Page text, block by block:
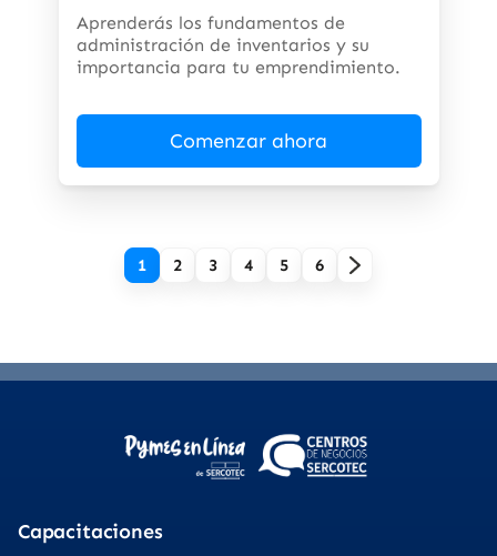
Aprenderás los fundamentos de
administración de inventarios y su
importancia para tu emprendimiento.
Comenzar ahora
1 2 3 4 5 6
Capacitaciones